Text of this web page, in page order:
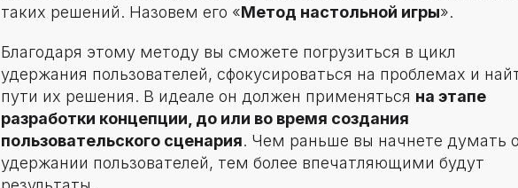
таких решений. Назовем его «Метод настольной игры».
Благодаря этому методу вы сможете погрузиться в цикл
удержания пользователей, сфокусироваться на проблемах и
пути их решения. В идеале он должен применяться на этапе
разработки концепции, до или во время создания
пользовательского сценария. Чем раньше вы начнете думать
удержании пользователей, тем более впечатляющими будут